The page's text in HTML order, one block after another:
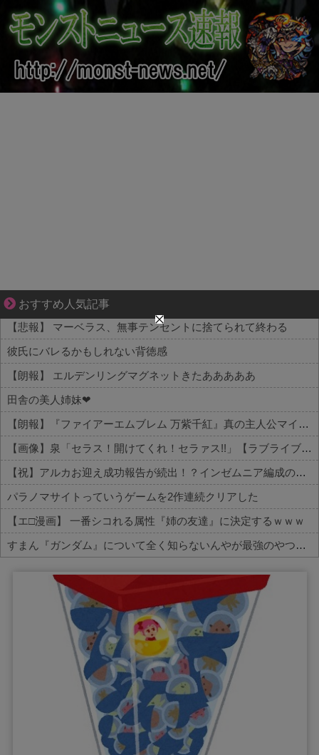
おすすめ人気記事
“変われない私”が動き出す瞬間に出会う
【悲報】 マーベラス、無事テンセントに捨てられて終わる
彼氏にバレるかもしれない背徳感
【朗報】 エルデンリングマグネットきたあああああ
田舎の美人姉妹❤
【朗報】『ファイアーエムブレム 万紫千紅』真の主人公マイユニはキャラメイクが可能
【画像】泉「セラス！開けてくれ！セラァス!!」【ラブライブ！蓮ノ空】
【祝】アルカお迎え成功報告が続出！？インゼムニア編成の声がコチラ
パラノマサイトっていうゲームを2作連続クリアした
【エ□漫画】 一番シコれる属性『姉の友達』に決定するｗｗｗ
すまん『ガンダム』について全く知らないんやが最強のやつはどんなの？
Powered by livedoor 相互RSS